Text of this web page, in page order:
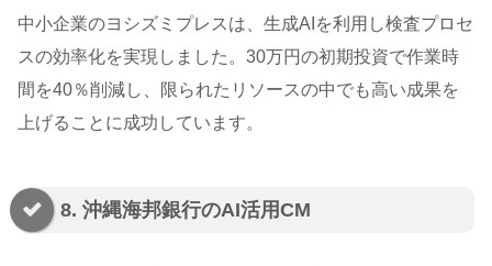
中小企業のヨシズミプレスは、生成AIを利用し検査プロセ
スの効率化を実現しました。30万円の初期投資で作業時
間を40％削減し、限られたリソースの中でも高い成果を
上げることに成功しています。
8. 沖縄海邦銀行のAI活用CM